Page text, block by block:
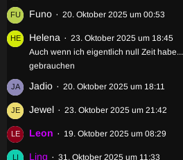
Funo 20. Oktober 2025 um 00:53
Helena
23. Oktober 2025 um 18:45
Auch wenn ich eigentlich null Zeit
gebrauchen
Jadio 20. Oktober 2025 um 18:11
Jewel 23. Oktober 2025 um 21:42
Leon 19. Oktober 2025 um 08:29
Ling 31. Oktober 2025 um 11:33